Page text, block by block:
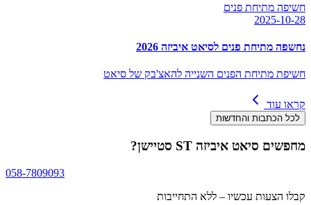
חשיפה מתיחת פנים
2025-10-28
נחשפה מתיחת פנים לסיאט איביזה 2026
חשיפת מתיחת הפנים השנייה להאצ'בק של סיאט
קראו עוד
לכל הכתבות והחדשות
מחפשים סיאט איביזה ST סטיישן ?
058-7809093
קבלו הצעות עכשיו – ללא התחייבות